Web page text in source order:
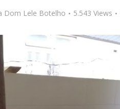
Dom Lele Botelho 5.543 Views